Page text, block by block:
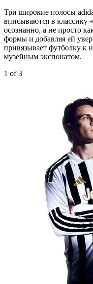
Три широкие полосы
вписываются в классику
осознанно, а не просто
формы и добавляя ей
привязывает футболку к
музейным экспонатом.
1 of 3